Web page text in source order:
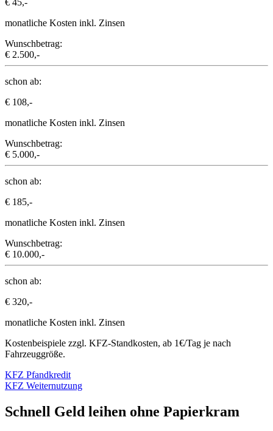
monatliche Kosten inkl. Zinsen
Wunschbetrag:
€ 2.500,-
schon ab:
€ 108,-
monatliche Kosten inkl. Zinsen
Wunschbetrag:
€ 5.000,-
schon ab:
€ 185,-
monatliche Kosten inkl. Zinsen
Wunschbetrag:
€ 10.000,-
schon ab:
€ 320,-
monatliche Kosten inkl. Zinsen
Kostenbeispiele zzgl. KFZ-Standkosten, ab 1€/Tag je nach
Fahrzeuggröße.
KFZ Pfandkredit
KFZ Weiternutzung
Schnell Geld leihen ohne Papierkram